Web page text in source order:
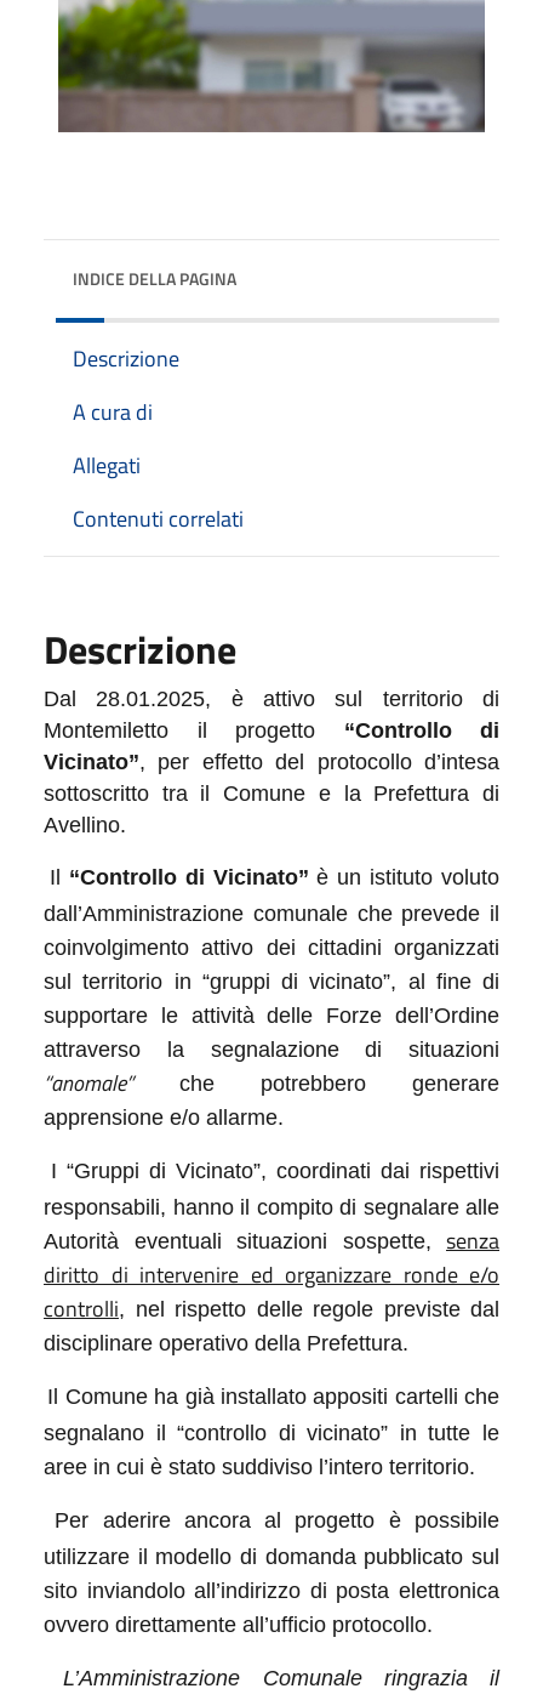
INDICE DELLA PAGINA
Descrizione
A cura di
Allegati
Contenuti correlati
Descrizione
Dal 28.01.2025, è attivo sul territorio di
Montemiletto il progetto “Controllo di
Vicinato”, per effetto del protocollo d’intesa
sottoscritto tra il Comune e la Prefettura di
Avellino.
Il “Controllo di Vicinato” è un istituto voluto
dall’Amministrazione comunale che prevede il
coinvolgimento attivo dei cittadini organizzati
sul territorio in “gruppi di vicinato”, al fine di
supportare le attività delle Forze dell’Ordine
attraverso la segnalazione di situazioni
“anomale”che potrebbero generare
apprensione e/o allarme.
I “Gruppi di Vicinato”, coordinati dai rispettivi
responsabili, hanno il compito di segnalare alle
Autorità eventuali situazioni sospette, senza
diritto di intervenire ed organizzare ronde e/o
controlli, nel rispetto delle regole previste dal
disciplinare operativo della Prefettura.
Il Comune ha già installato appositi cartelli che
segnalano il “controllo di vicinato” in tutte le
aree in cui è stato suddiviso l’intero territorio.
Per aderire ancora al progetto è possibile
utilizzare il modello di domanda pubblicato sul
sito inviandolo all’indirizzo di posta elettronica
ovvero direttamente all’ufficio protocollo.
L’Amministrazione Comunale ringrazia il